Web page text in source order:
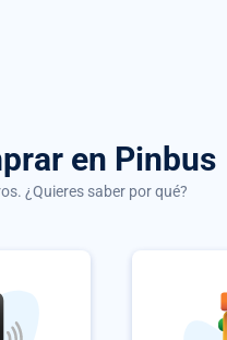
en Pinbus
¿Quieres saber por qué?